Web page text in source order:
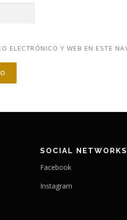
ELECTRÓNICO Y WEB EN ESTE
SOCIAL NETWORKS
Facebook
Instagram